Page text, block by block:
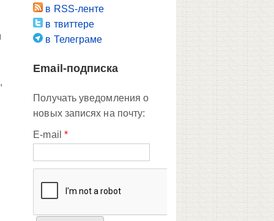
в RSS-ленте
в твиттере
в Телеграме
Email-подписка
Получать уведомления о
новых записях на почту:
E-mail *